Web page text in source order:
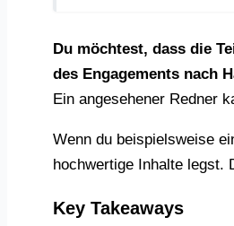
Du möchtest, dass die
des Engagements nach
Ein angesehener Redner
Wenn du beispielsweise
hochwertige Inhalte legst.
Key Takeaways